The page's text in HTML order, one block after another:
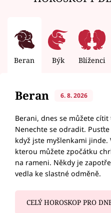
Beran Býk Blíženci
Beran 6. 8. 2026
Berani, dnes se můžete
Nenechte se odradit.
když jste myšlenkami jinde.
kterou můžete zpočátku
na rameni. Někdy je
vedla ke slastné odměně.
CELÝ HOROSKOP PRO